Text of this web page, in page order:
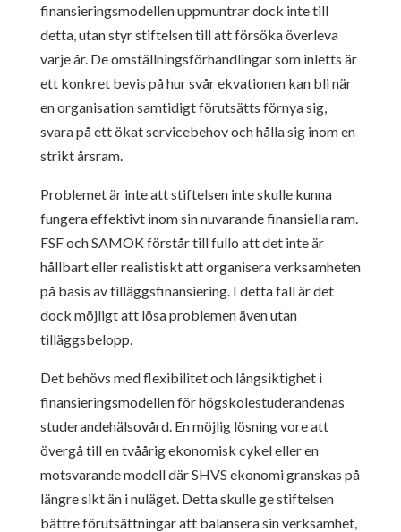
finansieringsmodellen uppmuntrar dock inte till
detta, utan styr stiftelsen till att försöka överleva
varje år. De omställningsförhandlingar som inletts är
ett konkret bevis på hur svår ekvationen kan bli när
en organisation samtidigt förutsätts förnya sig,
svara på ett ökat servicebehov och hålla sig inom en
strikt årsram.
Problemet är inte att stiftelsen inte skulle kunna
fungera effektivt inom sin nuvarande finansiella ram.
FSF och SAMOK förstår till fullo att det inte är
hållbart eller realistiskt att organisera verksamheten
på basis av tilläggsfinansiering. I detta fall är det
dock möjligt att lösa problemen även utan
tilläggsbelopp.
Det behövs med flexibilitet och långsiktighet i
finansieringsmodellen för högskolestuderandenas
studerandehälsovård. En möjlig lösning vore att
övergå till en tvåårig ekonomisk cykel eller en
motsvarande modell där SHVS ekonomi granskas på
längre sikt än i nuläget. Detta skulle ge stiftelsen
bättre förutsättningar att balansera sin verksamhet,